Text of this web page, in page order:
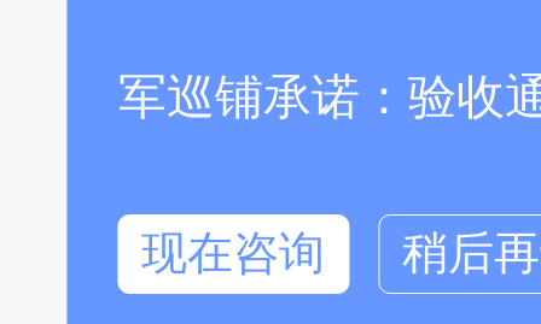
军巡铺承诺：验收
现在咨询 稍后